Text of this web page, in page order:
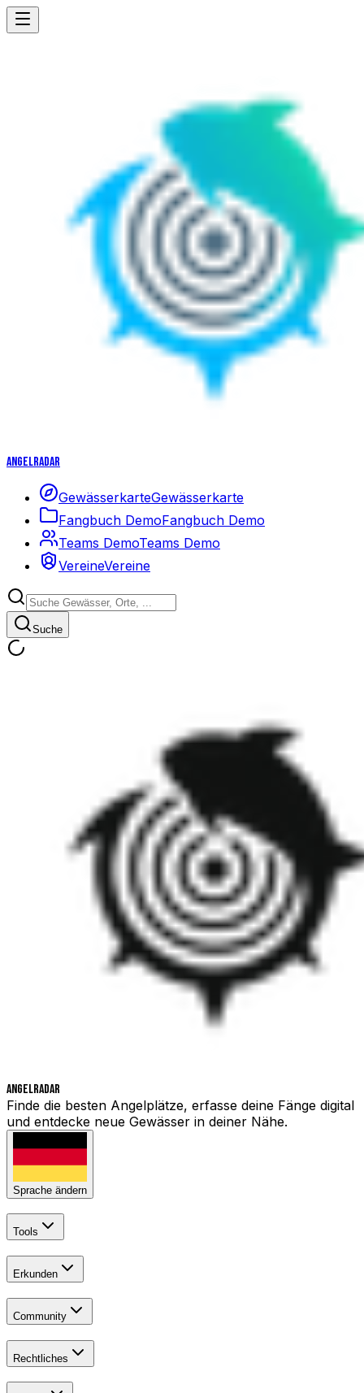
Angelradar
GewässerkarteGewässerkarte
Fangbuch DemoFangbuch Demo
Teams DemoTeams Demo
VereineVereine
Suche
Angelradar
Finde die besten Angelplätze, erfasse deine Fänge digital
und entdecke neue Gewässer in deiner Nähe.
Sprache ändern
Tools
Erkunden
Community
Rechtliches